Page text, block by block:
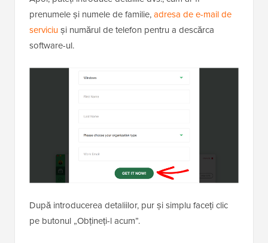
prenumele și numele de familie,adresa de e-mail de
serviciuși numărul de telefon pentru a descărca
software-ul.
După introducerea detaliilor, pur și simplu faceți clic
pe butonul „Obțineți-l acum”.